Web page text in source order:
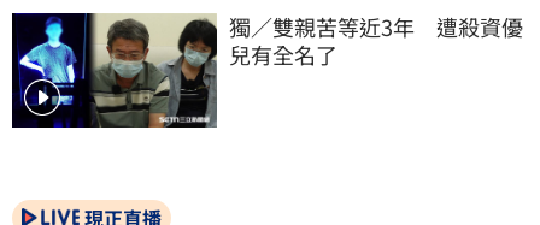
獨／雙親苦等近3年　遭殺資優
兒有全名了
現正直播